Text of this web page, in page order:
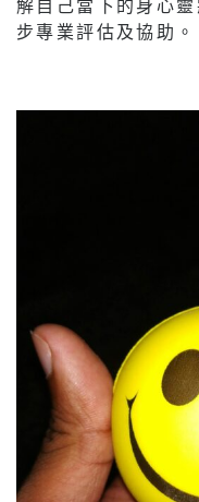
解自己當下的身心
步專業評估及協助。